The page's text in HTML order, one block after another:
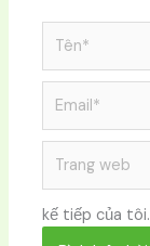
web
kế tiếp của tôi.